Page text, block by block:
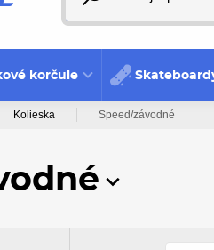
korčule
Kolieska Speed/závodné